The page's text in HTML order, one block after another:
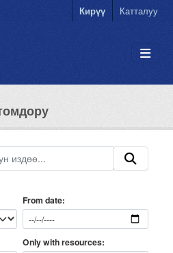
Кирүү Катталуу
From date
Only with resources